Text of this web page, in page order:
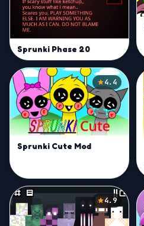
Sprunki Phase 20
4.4
Sprunki Cute Mod
4.9